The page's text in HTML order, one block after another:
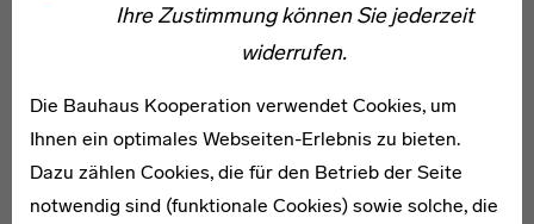
Ihre Zustimmung können Sie jederzeit
widerrufen.
Die Bauhaus Kooperation verwendet Cookies, um
Ihnen ein optimales Webseiten-Erlebnis zu bieten.
Dazu zählen Cookies, die für den Betrieb der Seite
notwendig sind (funktionale Cookies) sowie solche, die
Albert Günther
* 1912